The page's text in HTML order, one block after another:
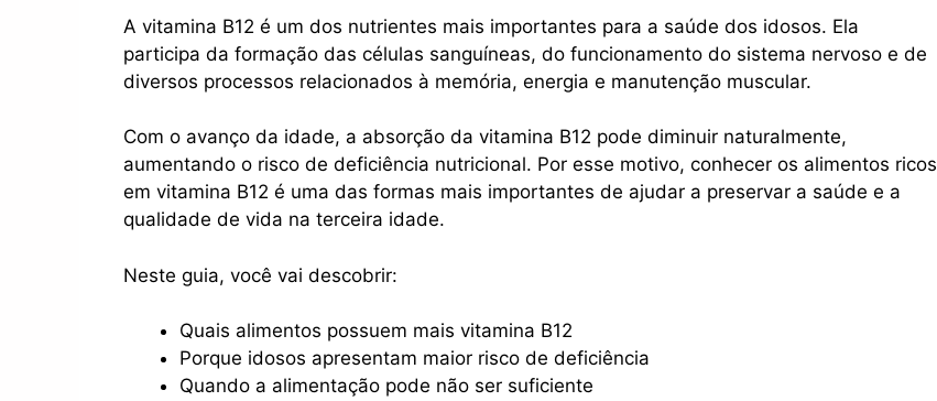
A vitamina B12 é um dos nutrientes mais importantes para a saúde dos idosos. Ela
participa da formação das células sanguíneas, do funcionamento do sistema nervoso e de
diversos processos relacionados à memória, energia e manutenção muscular.
Com o avanço da idade, a absorção da vitamina B12 pode diminuir naturalmente,
aumentando o risco de deficiência nutricional. Por esse motivo, conhecer os alimentos ricos
em vitamina B12 é uma das formas mais importantes de ajudar a preservar a saúde e a
qualidade de vida na terceira idade.
Neste guia, você vai descobrir:
Quais alimentos possuem mais vitamina B12
Porque idosos apresentam maior risco de deficiência
Quando a alimentação pode não ser suficiente